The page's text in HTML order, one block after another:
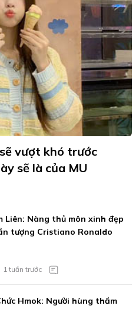
vượt khó trước
sẽ là của MU
Liên: Nàng thủ môn xinh đẹp
tượng Cristiano Ronaldo
1 tuần trước
Hmok: Người hùng thầm